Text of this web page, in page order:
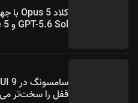
GPT-5.6 Sol و Fable 5 را شکست
قفل را سخت‌تر